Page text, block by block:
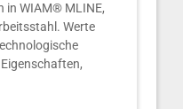
in WIAM® MLINE,
Werte